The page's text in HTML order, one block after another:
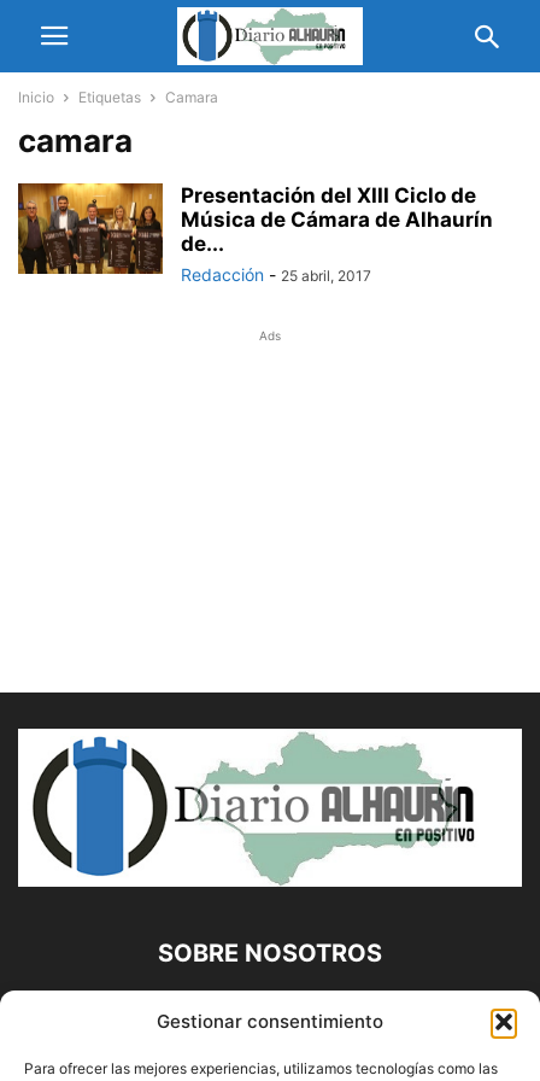
Gestionar consentimiento
Para ofrecer las mejores experiencias, utilizamos tecnologías como las
Inicio Etiquetas Camara
camara
Presentación del XIII Ciclo de
Música de Cámara de Alhaurín
de...
Redacción - 25 abril, 2017
Ads
SOBRE NOSOTROS
Diario Alhaurín (www.alhaurindelatorre.com) Propiedad de
Francisco E. López López | 639 95 71 95 | Noticias de
Alhaurín de la Torre, Málaga y Provincia|